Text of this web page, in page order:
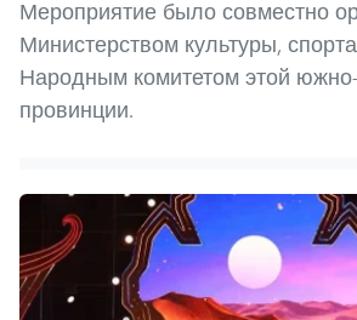
Мероприятие было совместно
Министерством культуры,
Народным комитетом этой
провинции.